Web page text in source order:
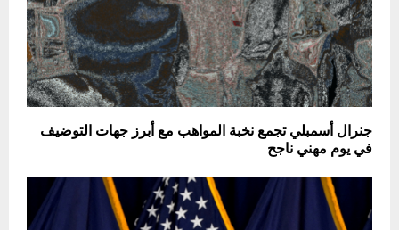
جنرال أسمبلي تجمع نخبة المواهب مع أبرز جهات التوضيف
في يوم مهني ناجح